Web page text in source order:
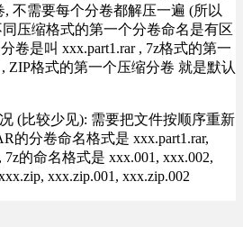
不需要每个分卷都解压一遍 (所以
压缩格式的第一个分卷命名是有区
卷是叫 xxx.part1.rar , 7z格式的第一
ZIP格式的第一个压缩分卷 就是默认
(比较少见): 需要把文件按顺序重新
的分卷命名格式是 xxx.part1.rar,
7z的命名格式是 xxx.001, xxx.002,
xxx.zip.001, xxx.zip.002